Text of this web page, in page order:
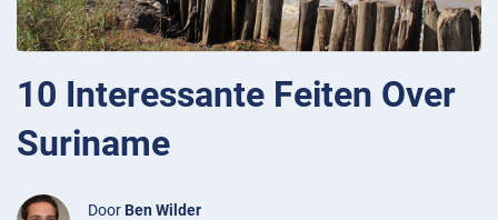
10 Interessante Feiten Over
Suriname
Door Ben Wilder